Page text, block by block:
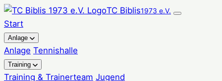
Zum
Inhalt
springen
TC Biblis1973 e.V.
Start
Anlage
Anlage Tennishalle
Training
Training & Trainerteam Jugend